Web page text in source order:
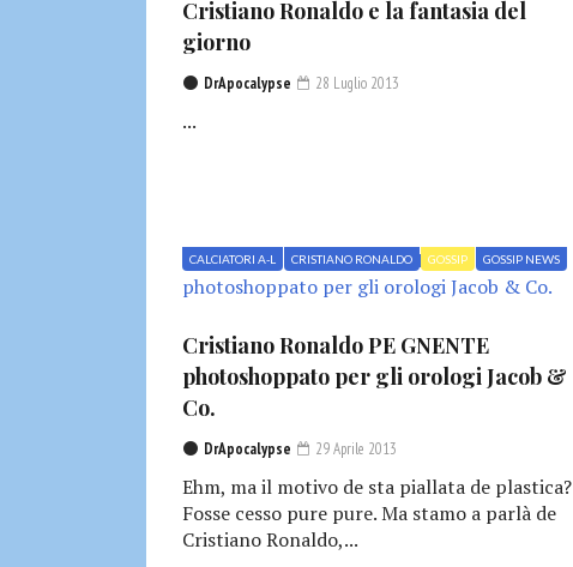
Cristiano Ronaldo e la fantasia del
giorno
DrApocalypse 28 Luglio 2013
...
CALCIATORI A-L CRISTIANO RONALDO GOSSIP GOSSIP NEWS
Cristiano Ronaldo PE GNENTE
photoshoppato per gli orologi Jacob &
Co.
DrApocalypse 29 Aprile 2013
Ehm, ma il motivo de sta piallata de plastica?
Fosse cesso pure pure. Ma stamo a parlà de
Cristiano Ronaldo,...